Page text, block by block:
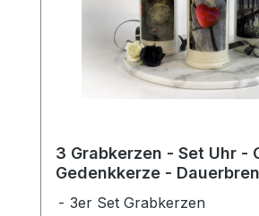
3 Grabkerzen - Set Uhr -
Gedenkkerze -
3er Set Grabkerzen